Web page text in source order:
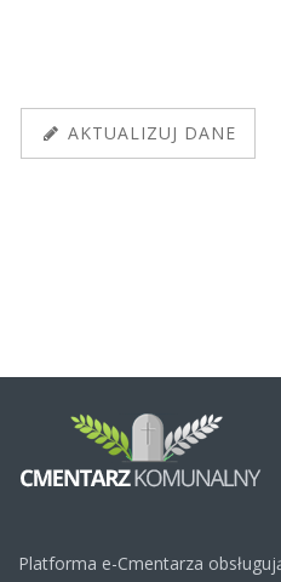
AKTUALIZUJ DANE
Platforma e-Cmentarza